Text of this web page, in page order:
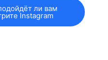
ли вам
Instagram